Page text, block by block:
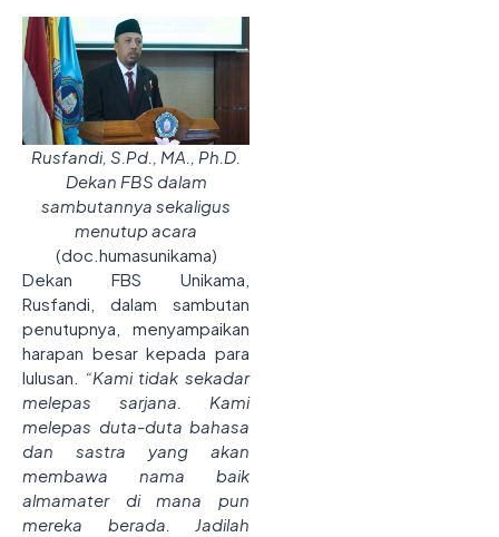
Rusfandi, S.Pd., MA., Ph.D.
Dekan FBS dalam
sambutannya sekaligus
menutup acara
(doc.humasunikama)
Dekan FBS Unikama,
Rusfandi, dalam sambutan
penutupnya, menyampaikan
harapan besar kepada para
lulusan. “Kami tidak sekadar
melepas sarjana. Kami
melepas duta-duta bahasa
dan sastra yang akan
membawa nama baik
almamater di mana pun
mereka berada. Jadilah